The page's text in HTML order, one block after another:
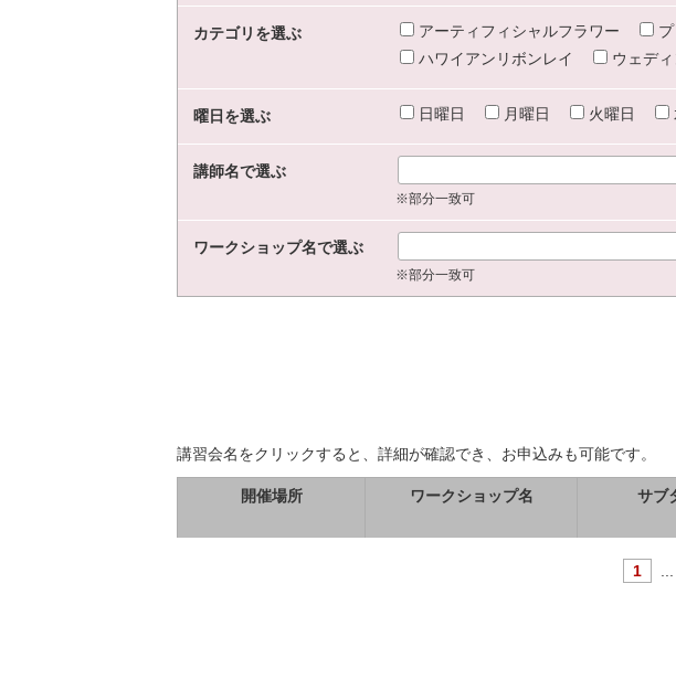
カテゴリを選ぶ アーティフィシャルフラワー
ハワイアンリボンレイ
ウェデ
曜日を選ぶ 日曜日 月曜日 火曜日
講師名で選ぶ
※部分一致可
ワークショップ名で選ぶ
※部分一致可
講習会名をクリックすると、詳細が確認でき、お申込みも可能です。
開催場所 ワークショップ名 サブ
1